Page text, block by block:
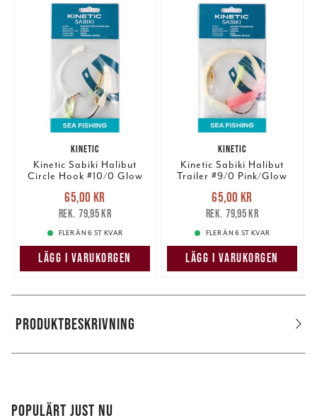
KINETIC
Kinetic Sabiki Halibut
Circle Hook #10/0 Glow
Nuvarande pris
65,00 krTidigare pris
79,95 kr
65,00 kr
79,95 kr
FLER ÄN 6 ST KVAR
LÄGG I VARUKORGEN
KINETIC
Kinetic Sabiki Halibut
Trailer #9/0 Pink/Glow
Nuvarande pris
65,00 krTidigare pris
79,95 kr
65,00 kr
79,95 kr
FLER ÄN 6 ST KVAR
LÄGG I VARUKORGEN
PRODUKTBESKRIVNING
POPULÄRT JUST NU